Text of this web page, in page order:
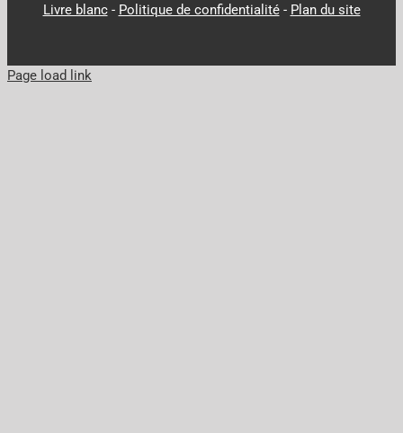
Livre blanc- Politique de confidentialité- Plan du site
Page load link